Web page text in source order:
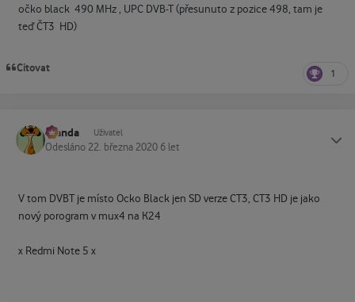
očko black 490 MHz , UPC DVB-T (přesunuto z pozice 498, tam je
teď ČT3 HD)
Citovat 1
Standa Uživatel
Odesláno 22. března 2020 6 let
V tom DVBT je místo Ocko Black jen SD verze CT3, CT3 HD je jako
nový porogram v mux4 na K24
x Redmi Note 5 x